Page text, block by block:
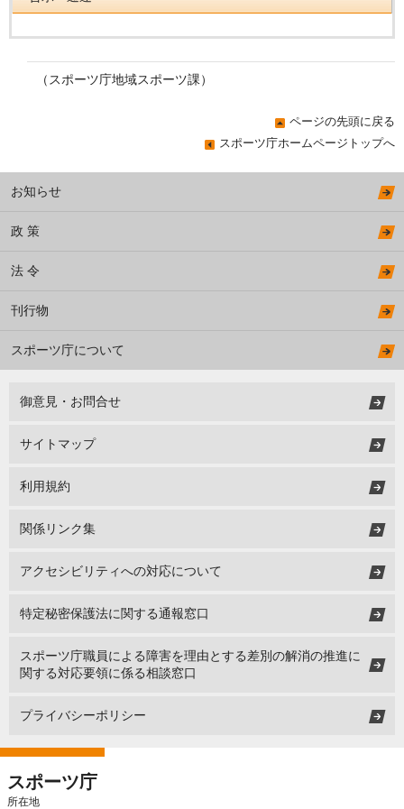
（スポーツ庁地域スポーツ課）
ページの先頭に戻る
スポーツ庁ホームページトップへ
お知らせ
政 策
法 令
刊行物
スポーツ庁について
御意見・お問合せ
サイトマップ
利用規約
関係リンク集
アクセシビリティへの対応について
特定秘密保護法に関する通報窓口
スポーツ庁職員による障害を理由とする差別の解消の推進に
関する対応要領に係る相談窓口
プライバシーポリシー
スポーツ庁
所在地